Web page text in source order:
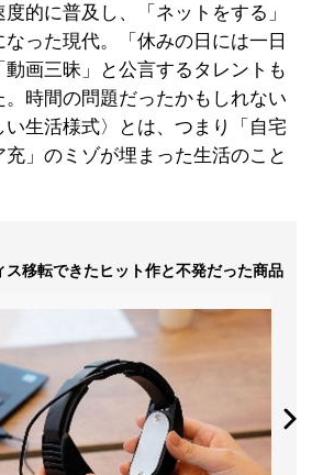
的に普及し、「ネットをする」
った現代。「休みの日には一日
画三昧」と公言するタレントも
時間の問題だったかもしれない
い生活様式〉とは、つまり「自宅
」のミゾが埋まった生活のこと
ス移転できたヒット作と不発だった商品